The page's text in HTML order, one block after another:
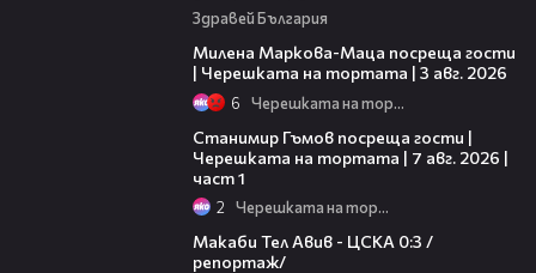
Здравей България
Милена Маркова-Маца посреща гости
| Черешката на тортата | 3 авг. 2026
6 Черешката на тортата
Станимир Гъмов посреща гости |
Черешката на тортата | 7 авг. 2026 |
част 1
2 Черешката на тортата
Макаби Тел Авив - ЦСКА 0:3 /
репортаж/